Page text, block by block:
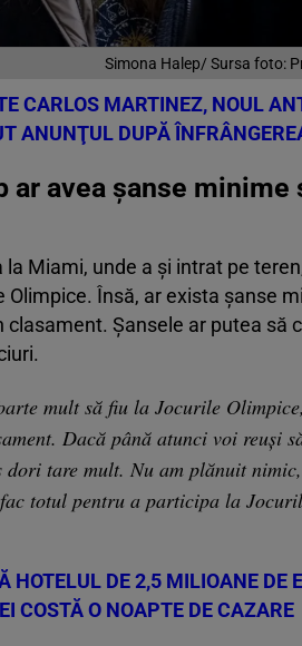
Simona Halep/ Sursa foto:
CARLOS MARTINEZ, NOUL
ANUNŢUL DUPĂ
ar avea șanse
Miami, unde a și intrat pe
Olimpice. Însă, ar exista șanse
clasament. Șansele ar putea să
mult să fiu la Jocurile
Dacă până atunci voi reuşi
tare mult. Nu am plănuit
totul pentru a participa la
HOTELUL DE 2,5 MILIOANE DE
COSTĂ O NOAPTE DE CAZARE